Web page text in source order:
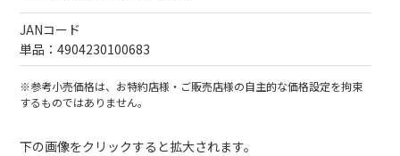
JANコード
単品：4904230100683
※参考小売価格は、お特約店様・ご販売店様の自主的な価格設定を拘束
するものではありません。
下の画像をクリックすると拡大されます。